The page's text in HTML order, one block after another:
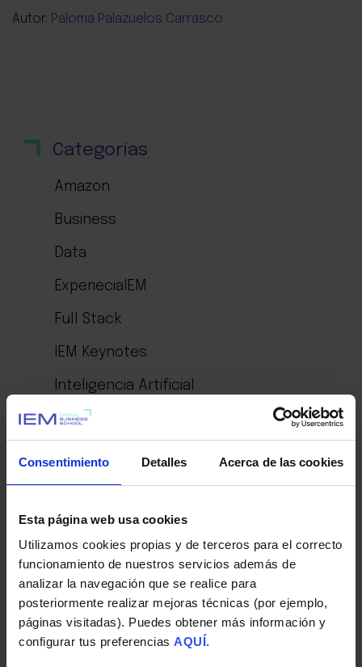
Consentimiento Detalles Acerca de las cookies
Esta página web usa cookies
Utilizamos cookies propias y de terceros para el correcto
funcionamiento de nuestros servicios además de
analizar la navegación que se realice para
posteriormente realizar mejoras técnicas (por ejemplo,
páginas visitadas). Puedes obtener más información y
configurar tus preferencias AQUÍ.
Autor: Paloma Palazuelos Carrasco
Categorías
Amazon
Business
Data
ExperieciaIEM
Full Stack
IEM Keynotes
Inteligencia Artificial
Marketing Digital
Read and Think Latam
Redes Sociales
Sin categoría
UX/UI
Últimos posts